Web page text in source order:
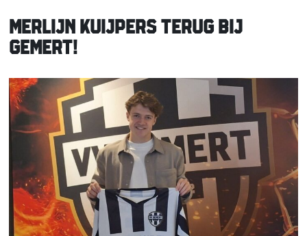
MERLIJN KUIJPERS TERUG BIJ
GEMERT!